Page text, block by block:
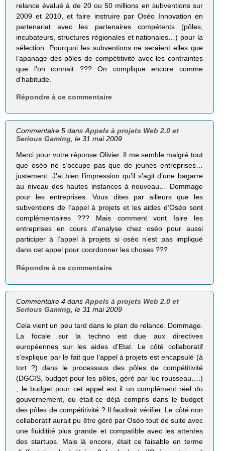
relance évalué à de 20 ou 50 millions en subventions sur
2009 et 2010, et faire instruire par Oséo Innovation en
partenariat avec les partenaires compétents (pôles,
incubateurs, structures régionales et nationales…) pour la
sélection. Pourquoi les subventions ne seraient elles que
l’apanage des pôles de compétitivité avec les contraintes
que l’on connait ??? On complique encore comme
d’habitude.
Répondre à ce commentaire
Commentaire 5 dansAppels à projets Web 2.0 et
Serious Gaming, le 31 mai 2009
Merci pour votre réponse Olivier. Il me semble malgré tout
que oséo ne s’occupe pas que de jeunes entreprises…
justement. J’ai bien l’impression qu’il s’agit d’une bagarre
au niveau des hautes instances à nouveau… Dommage
pour les entreprises. Vous dites par ailleurs que les
subventions de l’appel à projets et les aides d’Oséo sont
complémentaires ??? Mais comment vont faire les
entreprises en cours d’analyse chez oséo pour aussi
participer à l’appel à projets si oséo n’est pas impliqué
dans cet appel pour coordonner les choses ???
Répondre à ce commentaire
Commentaire 4 dansAppels à projets Web 2.0 et
Serious Gaming , le 31 mai 2009
Cela vient un peu tard dans le plan de relance. Dommage.
La focale sur la techno est due aux directives
européennes sur les aides d’Etat. Le côté collaboratif
s’explique par le fait que l’appel à projets est encapsulé (à
tort ?) dans le processsus des pôles de compétitivité
(DGCIS, budget pour les pôles, géré par luc rousseau….)
; le budget pour cet appel est il un complément réel du
gouvernement, ou était-ce déjà compris dans le budget
des pôles de compétitivité ? Il faudrait vérifier. Le côté non
collaboratif aurait pu être géré par Oséo tout de suite avec
une fluiditité plus grande et compatible avec les attentes
des startups. Mais là encore, était ce faisable en terme